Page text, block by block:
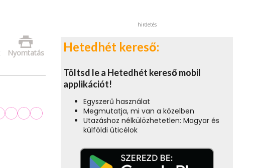
Nyomtatás
hirdetés
Hetedhét kereső:
Töltsd le a Hetedhét kereső mobil
applikációt!
Egyszerű használat
Megmutatja, mi van a közelben
Utazáshoz nélkülözhetetlen: Magyar és
külföldi úticélok